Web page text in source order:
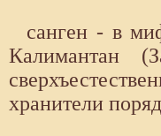
санген - в
Калимантан
хранители